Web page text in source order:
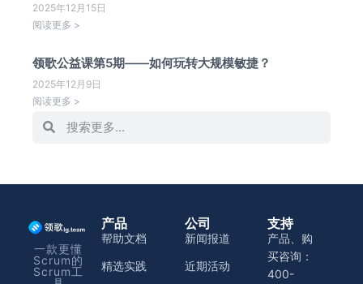
2025年12月15日
阅读更多 >
领歌公益课第5期——如何玩转大规模敏捷？
2025年12月9日
阅读更多 >
一款更懂
Scrum的
Scrum工
产品
帮助文档
精选实践
公司
新闻报道
近期活动
支持
产品、购
买咨询：
400-